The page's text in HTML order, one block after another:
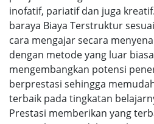
inofatif, pariatif dan juga
baraya Biaya Terstruktur
cara mengajar secara
dengan metode yang luar
mengembangkan potensi
berprestasi sehingga
terbaik pada tingkatan
Prestasi memberikan yang